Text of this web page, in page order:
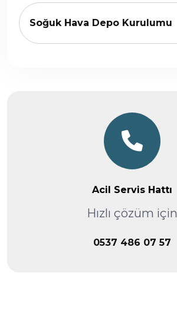
Soğuk Hava Depo Kurulumu
Acil Servis Hattı
Hızlı çözüm için
0537 486 07 57